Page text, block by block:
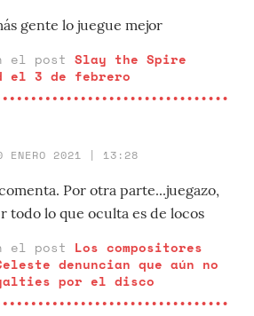
gente lo juegue mejor
el post Slay the Spire
el 3 de febrero
ENERO 2021 | 13:28
Por otra parte...juegazo,
todo lo que oculta es de locos
el post Los compositores
denuncian que aún no
por el disco